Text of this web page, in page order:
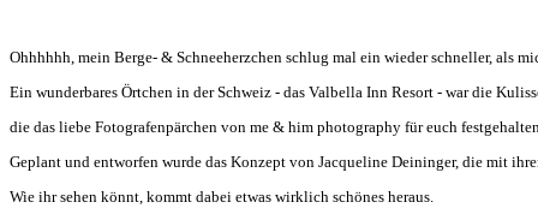
Ohhhhhh, mein Berge- & Schneeherzchen schlug mal ein wieder schneller, als
Ein wunderbares Örtchen in der Schweiz - das Valbella Inn Resort - war die
die das liebe Fotografenpärchen von me & him photography für euch
Geplant und entworfen wurde das Konzept von Jacqueline Deininger, die mit
Wie ihr sehen könnt, kommt dabei etwas wirklich schönes heraus.